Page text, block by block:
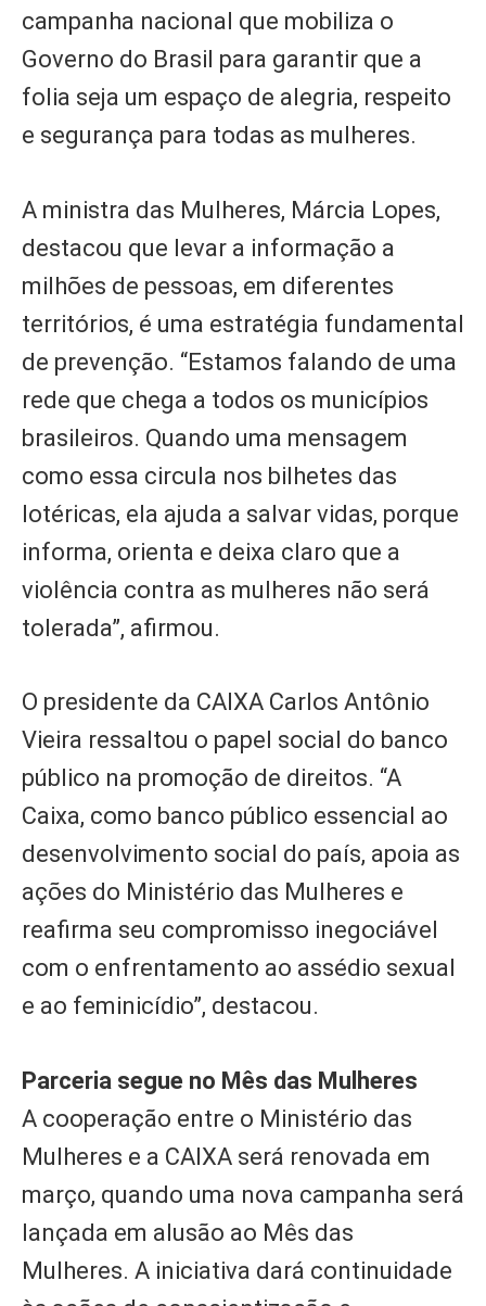
campanha nacional que mobiliza o
Governo do Brasil para garantir que a
folia seja um espaço de alegria, respeito
e segurança para todas as mulheres.
A ministra das Mulheres, Márcia Lopes,
destacou que levar a informação a
milhões de pessoas, em diferentes
territórios, é uma estratégia fundamental
de prevenção. “Estamos falando de uma
rede que chega a todos os municípios
brasileiros. Quando uma mensagem
como essa circula nos bilhetes das
lotéricas, ela ajuda a salvar vidas, porque
informa, orienta e deixa claro que a
violência contra as mulheres não será
tolerada”, afirmou.
O presidente da CAIXA Carlos Antônio
Vieira ressaltou o papel social do banco
público na promoção de direitos. “A
Caixa, como banco público essencial ao
desenvolvimento social do país, apoia as
ações do Ministério das Mulheres e
reafirma seu compromisso inegociável
com o enfrentamento ao assédio sexual
e ao feminicídio”, destacou.
Parceria segue no Mês das Mulheres
A cooperação entre o Ministério das
Mulheres e a CAIXA será renovada em
março, quando uma nova campanha será
lançada em alusão ao Mês das
Mulheres. A iniciativa dará continuidade